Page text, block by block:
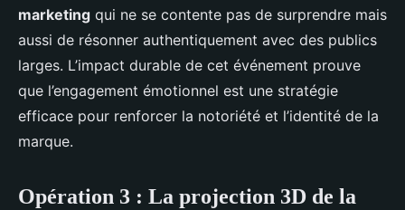
marketing qui ne se contente pas de surprendre mais
aussi de résonner authentiquement avec des publics
larges. L’impact durable de cet événement prouve
que l’engagement émotionnel est une stratégie
efficace pour renforcer la notoriété et l’identité de la
marque.
Opération 3 : La projection 3D de la